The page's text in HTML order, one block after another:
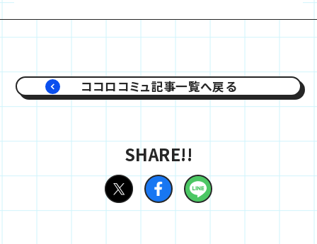
ココロコミュ記事一覧へ戻る
SHARE!!